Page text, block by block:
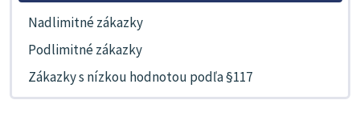
Nadlimitné zákazky
Podlimitné zákazky
Zákazky s nízkou hodnotou podľa §117